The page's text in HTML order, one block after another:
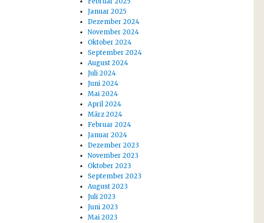
Januar 2025
Dezember 2024
November 2024
Oktober 2024
September 2024
August 2024
Juli 2024
Juni 2024
Mai 2024
April 2024
März 2024
Februar 2024
Januar 2024
Dezember 2023
November 2023
Oktober 2023
September 2023
August 2023
Juli 2023
Juni 2023
Mai 2023